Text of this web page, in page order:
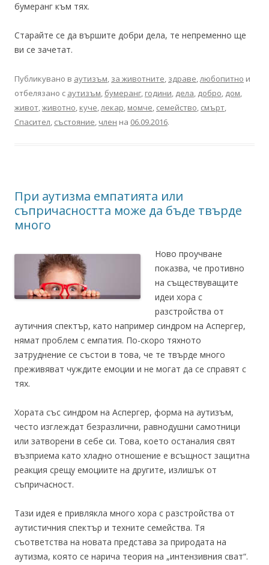
бумеранг към тях.
Старайте се да вършите добри дела, те непременно ще
ви се зачетат.
Публикувано в аутизъм, за животните, здраве,любопитно и
отбелязано с аутизъм, бумеранг, години, дела, добро, дом,
живот,животно, куче,лекар, момче, семейство, смърт,
Спасител, състояние, член на 06.09.2016.
При аутизма емпатията или
съпричасността може да бъде твърде
много
Ново проучване
показва, че противно
на съществуващите
идеи хора с
разстройства от
аутичния спектър, като например синдром на Аспергер,
нямат проблем с емпатия. По-скоро тяхното
затруднение се състои в това, че те твърде много
преживяват чуждите емоции и не могат да се справят с
тях.
Хората със синдром на Аспергер, форма на аутизъм,
често изглеждат безразлични, равнодушни самотници
или затворени в себе си. Това, което останалия свят
възприема като хладно отношение е всъщност защитна
реакция срещу емоциите на другите, излишък от
съпричасност.
Тази идея е привлякла много хора с разстройства от
аутистичния спектър и техните семейства. Тя
съответства на новата представа за природата на
аутизма, която се нарича теория на „интензивния сват“.